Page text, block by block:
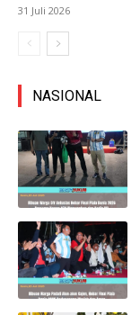
31 Juli 2026
NASIONAL